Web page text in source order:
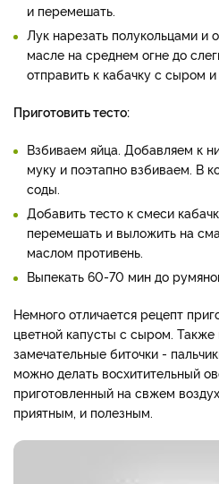
и перемешать.
Лук нарезать полукольцами и
масле на среднем огне до
отправить к кабачку с сыром
Приготовить тесто:
Взбиваем яйца. Добавляем к
муку и поэтапно взбиваем. В
соды.
Добавить тесто к смеси
перемешать и выложить на
маслом противень.
Выпекать 60-70 мин до
Немного отличается рецепт
цветной капусты с сыром. Также
замечательные биточки -
можно делать восхитительный
приготовленный на свжем
приятным, и полезным.